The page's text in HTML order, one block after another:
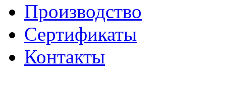
Производство
Сертификаты
Контакты